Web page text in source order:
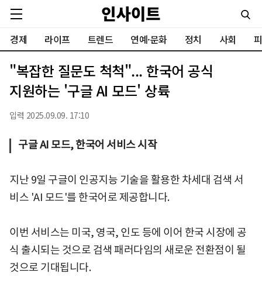
경제 라이프 트렌드 연예·문화 정치 사회
"복잡한 질문도 척척"... 한국어 공식
지원하는 '구글 AI 모드' 상륙
입력 2025.09.09. 17:10
구글 AI 모드, 한국어 서비스 시작
지난 9일 구글이 인공지능 기술을 활용한 차세대 검색 서
비스 'AI 모드'를 한국어로 제공합니다.
이번 서비스는 미국, 영국, 인도 등에 이어 한국 시장에 공
식 출시되는 것으로 검색 패러다임의 새로운 전환점이 될
것으로 기대됩니다.